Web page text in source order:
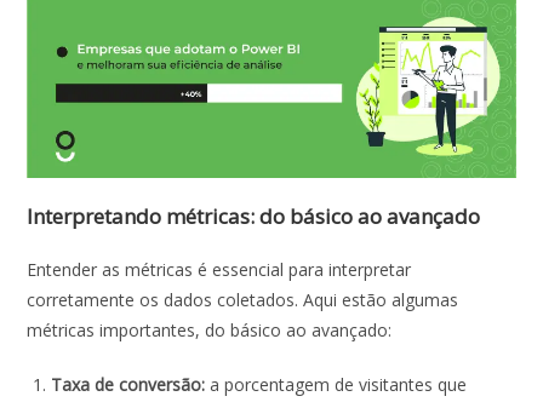
Interpretando métricas: do básico ao avançado
Entender as métricas é essencial para interpretar
corretamente os dados coletados. Aqui estão algumas
métricas importantes, do básico ao avançado:
Taxa de conversão: a porcentagem de visitantes que